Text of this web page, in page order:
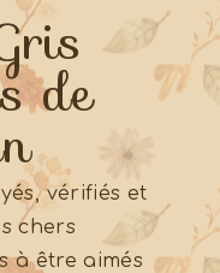
de
vérifiés et
chers
à être aimés